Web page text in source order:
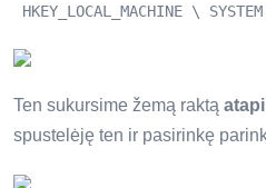
HKEY_LOCAL_MACHINE \
Ten sukursime žemą raktą atapi
spustelėję ten ir pasirinkę